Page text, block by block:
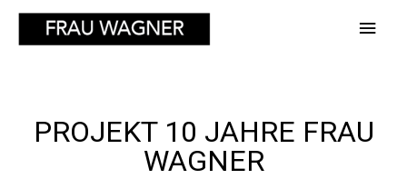
PROJEKT 10 JAHRE FRAU
WAGNER